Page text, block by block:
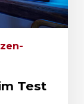
Test